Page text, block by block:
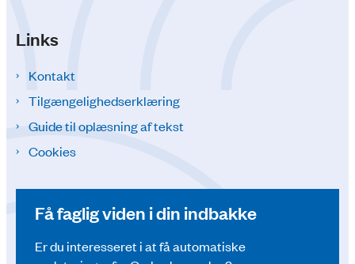
Links
Kontakt
Tilgængelighedserklæring
Guide til oplæsning af tekst
Cookies
Få faglig viden i din indbakke
Er du interesseret i at få automatiske